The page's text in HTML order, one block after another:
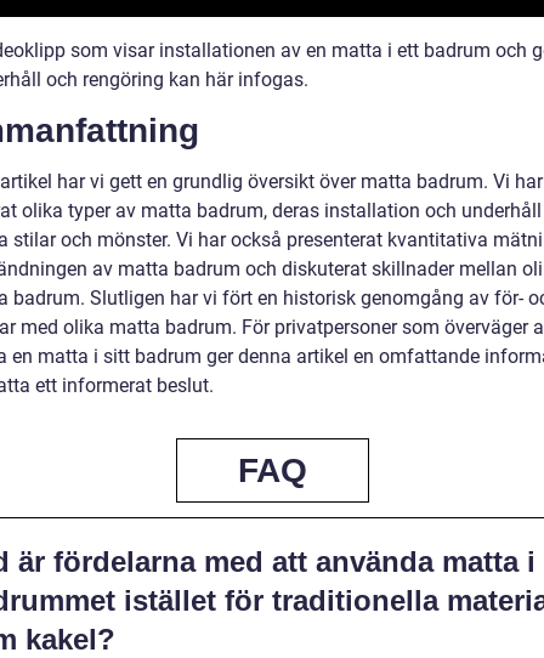
som visar installationen av en matta i ett badrum och
och rengöring kan här infogas.
har vi gett en grundlig översikt över matta badrum. Vi har
olika typer av matta badrum, deras installation och
stilar och mönster. Vi har också presenterat kvantitativa
av matta badrum och diskuterat skillnader mellan
badrum. Slutligen har vi fört en historisk genomgång av för-
med olika matta badrum. För privatpersoner som överväger
en matta i sitt badrum ger denna artikel en omfattande
ett informerat beslut.
FAQ
är fördelarna med att använda matta i
istället för traditionella
kakel?